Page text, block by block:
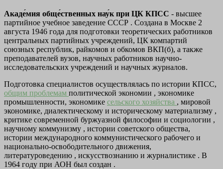
Акаде́мия обще́ственных нау́к при ЦК КПСС - высшее
партийное учебное заведение СССР . Создана в Москве 2
августа 1946 года для подготовки теоретических работников
центральных партийных учреждений, ЦК компартий
союзных республик, райкомов и обкомов ВКП(б), а также
преподавателей вузов, научных работников научно-
исследовательских учреждений и научных журналов.
Подготовка специалистов осуществлялась по истории КПСС,
общим проблемам политической экономии , экономике
промышленности, экономике сельского хозяйства , мировой
экономике, диалектическому и историческому материализму ,
критике современной буржуазной философии и социологии ,
научному коммунизму , истории советского общества,
истории международного коммунистического рабочего и
национально-освободительного движения,
литературоведению , искусствознанию и журналистике . В
1964 году при АОН был создан .